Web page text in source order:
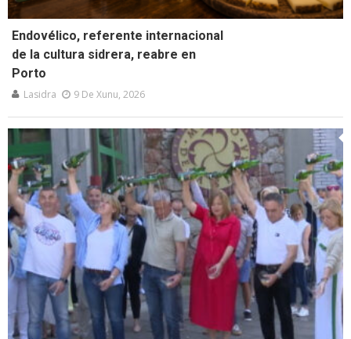
Endovélico, referente internacional
de la cultura sidrera, reabre en
Porto
Lasidra 9 De Xunu, 2026